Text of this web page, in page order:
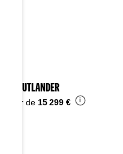
2023 OUTLANDER
À partir de 15 299 € i